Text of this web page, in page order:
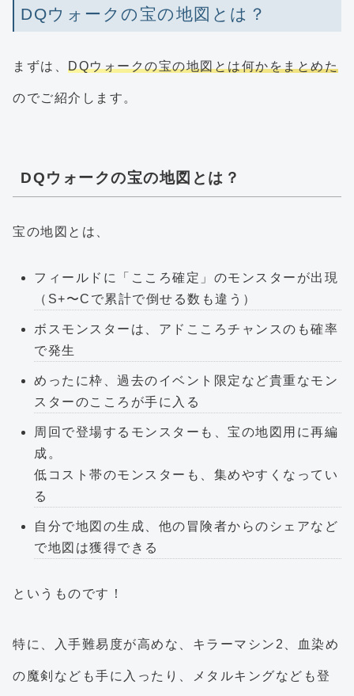
DQウォークの宝の地図とは？
まずは、 DQウォークの宝の地図とは何かをまとめた
のでご紹介します。
DQウォークの宝の地図とは？
宝の地図とは、
フィールドに「こころ確定」のモンスターが出現
（S+〜Cで累計で倒せる数も違う）
ボスモンスターは、アドこころチャンスのも確率
で発生
めったに枠、過去のイベント限定など貴重なモン
スターのこころが手に入る
周回で登場するモンスターも、宝の地図用に再編
成。
低コスト帯のモンスターも、集めやすくなってい
る
自分で地図の生成、他の冒険者からのシェアなど
で地図は獲得できる
というものです！
特に、入手難易度が高めな、キラーマシン2、血染め
の魔剣なども手に入ったり、メタルキングなども登